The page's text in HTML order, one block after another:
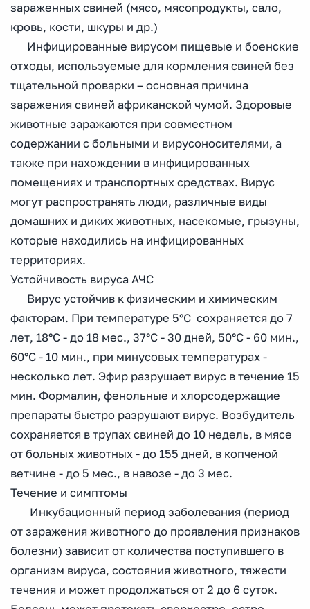
зараженных свиней (мясо, мясопродукты, сало,
кровь, кости, шкуры и др.)
Инфицированные вирусом пищевые и боенские
отходы, используемые для кормления свиней без
тщательной проварки – основная причина
заражения свиней африканской чумой. Здоровые
животные заражаются при совместном
содержании с больными и вирусоносителями, а
также при нахождении в инфицированных
помещениях и транспортных средствах. Вирус
могут распространять люди, различные виды
домашних и диких животных, насекомые, грызуны,
которые находились на инфицированных
территориях.
Устойчивость вируса АЧС
Вирус устойчив к физическим и химическим
факторам. При температуре 5°С сохраняется до 7
лет, 18°С - до 18 мес., 37°С - 30 дней, 50°С - 60 мин.,
60°С - 10 мин., при минусовых температурах -
несколько лет. Эфир разрушает вирус в течение 15
мин. Формалин, фенольные и хлорсодержащие
препараты быстро разрушают вирус. Возбудитель
сохраняется в трупах свиней до 10 недель, в мясе
от больных животных - до 155 дней, в копченой
ветчине - до 5 мес., в навозе - до 3 мес.
Течение и симптомы
Инкубационный период заболевания (период
от заражения животного до проявления признаков
болезни) зависит от количества поступившего в
организм вируса, состояния животного, тяжести
течения и может продолжаться от 2 до 6 суток.